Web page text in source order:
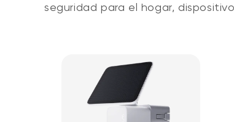
seguridad para el hogar,